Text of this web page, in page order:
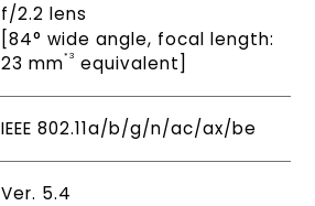
f/2.2 lens
[84° wide angle, focal length:
23 mm*3 equivalent]
IEEE 802.11a/b/g/n/ac/ax/be
Ver. 5.4